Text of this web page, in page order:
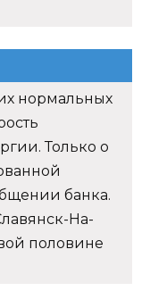
нормальных
Только о
банка.
На-
половине